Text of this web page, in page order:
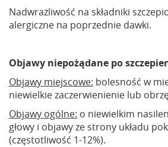
Nadwrażliwość na składniki
alergiczne na poprzednie dawki.
Objawy niepożądane po
Objawy miejscowe: bolesność w
niewielkie zaczerwienienie lub
Objawy ogólne: o niewielkim
głowy i objawy ze strony układu
(częstotliwość 1-12%).